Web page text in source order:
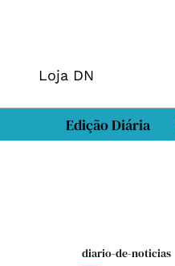
Loja DN
Edição Diária
diario-de-noticias